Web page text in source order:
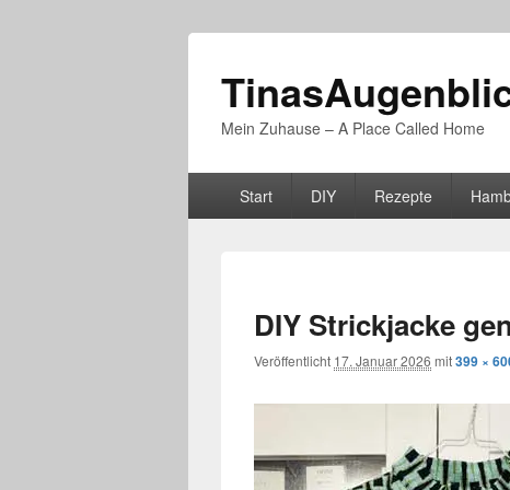
Mein Zuhause – A Place Called Home
PrimäresStart DIY Rezepte
DIY Strickjacke
Veröffentlicht 17. Januar 2026 mit399 ×